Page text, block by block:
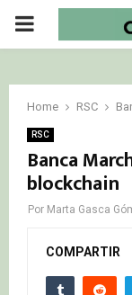
PRIMARY
Home RSC
RSC
Banca
blockchain
Por Marta Gasca
COMPARTIR